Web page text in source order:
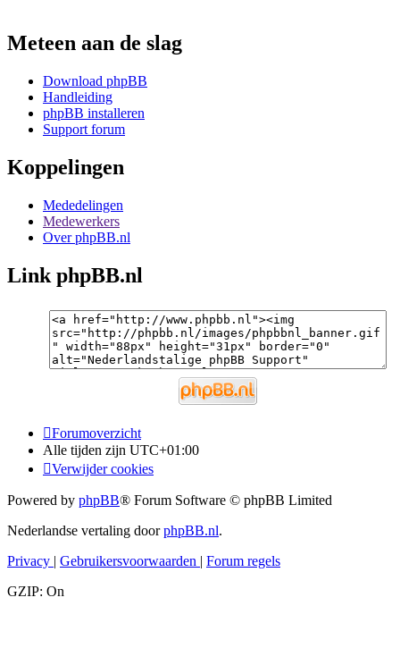
Meteen aan de slag
Download phpBB
Handleiding
phpBB installeren
Support forum
Koppelingen
Mededelingen
Medewerkers
Over phpBB.nl
Link phpBB.nl
Forumoverzicht
Alle tijden zijn UTC+01:00
Verwijder cookies
Powered by phpBB® Forum Software © phpBB Limited
Nederlandse vertaling doorphpBB.nl.
Privacy | Gebruikersvoorwaarden | Forum regels
GZIP: On